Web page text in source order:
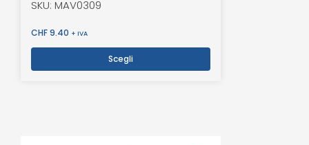
SKU: MAV0309
CHF9.40 + IVA
Scegli